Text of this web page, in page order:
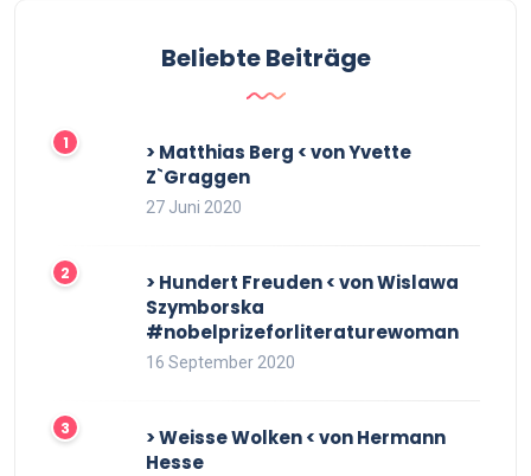
Beliebte Beiträge
> Matthias Berg < von Yvette
Z`Graggen
27 Juni 2020
> Hundert Freuden < von Wislawa
Szymborska
#nobelprizeforliteraturewoman
16 September 2020
> Weisse Wolken < von Hermann
Hesse